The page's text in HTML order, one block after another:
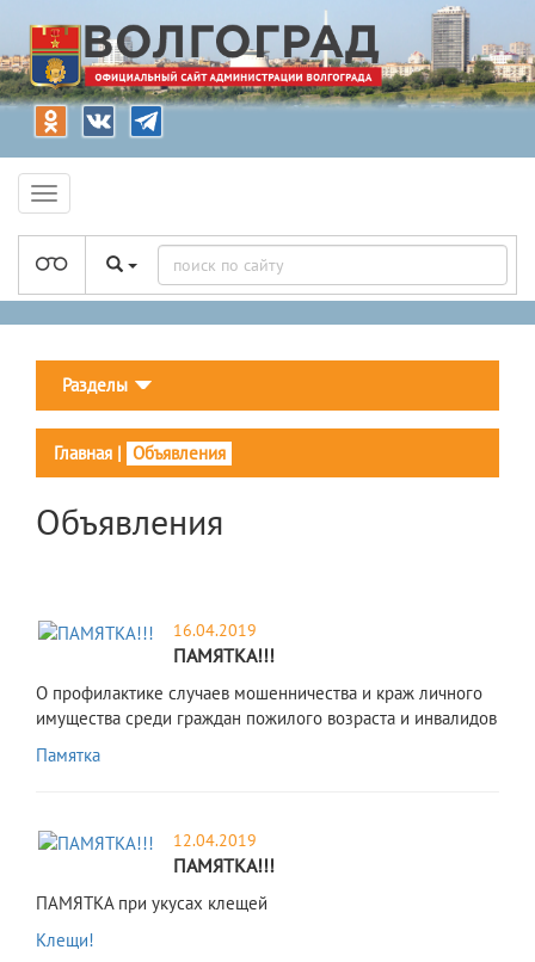
Разделы
Главная | Объявления
Объявления
16.04.2019
ПАМЯТКА!!!
О профилактике случаев мошенничества и краж личного
имущества среди граждан пожилого возраста и инвалидов
Памятка
12.04.2019
ПАМЯТКА!!!
ПАМЯТКА при укусах клещей
Клещи!